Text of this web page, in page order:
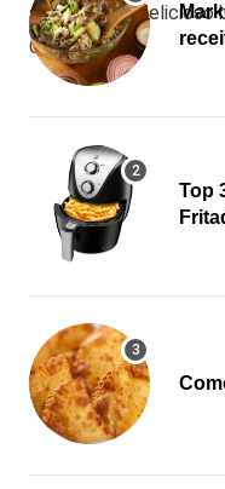
saborear um delicioso
Com
Top